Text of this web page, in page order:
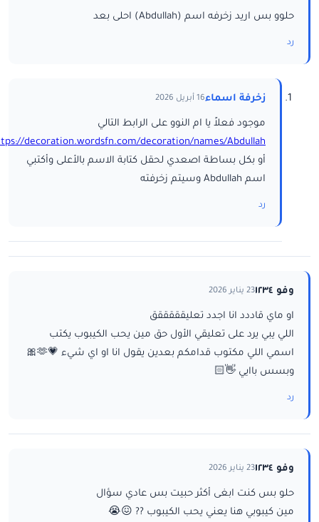
حلوو بس اريد زخرفه اسم (Abdullah) احلى بعد
رد
زخرفة اسماء16 أبريل 2026
موجود فعلاً يا ام النوو على الرابط التالي
decoration.wordsfn.com/decoration/names/Abdullah/
أو بكل بساطة اصعدي لحقل كتابة الاسم بالأعلى وأكتبي
اسم Abdullah وسيتم زخرفته
رد
وفو ١٢٣٤ 23 يناير 2026
او ماي قاددد انا اجدد تعليقققققق
اللي يبي يرد على تعليقي الأول حق مين يحب الكيبوب يكتب
اسمي اللي مكتوب قدامكم بعدين يقول انا او اي شيء 💗🫶🎀
وبسس باايي 👋🏻
رد
وفو ١٢٣٤ 23 يناير 2026
حلو بس كنت ابغى أكثر حبيت بس عادي سؤال
مين كيبوبي هنا يعني يحب الكيبوب ?? 😖😭